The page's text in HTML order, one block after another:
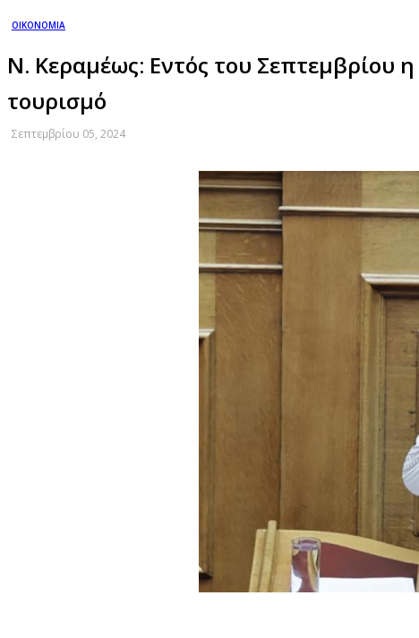
ΟΙΚΟΝΟΜΙΑ
Ν. Κεραμέως: Εντός του Σεπτεμβρίου
τουρισμό
Σεπτεμβρίου 05, 2024